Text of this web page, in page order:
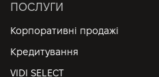
ПОСЛУГИ
Корпоративні продажі
Кредитування
VIDI SELECT